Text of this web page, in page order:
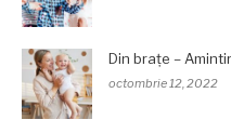
Din brațe –
octombrie 12, 2022